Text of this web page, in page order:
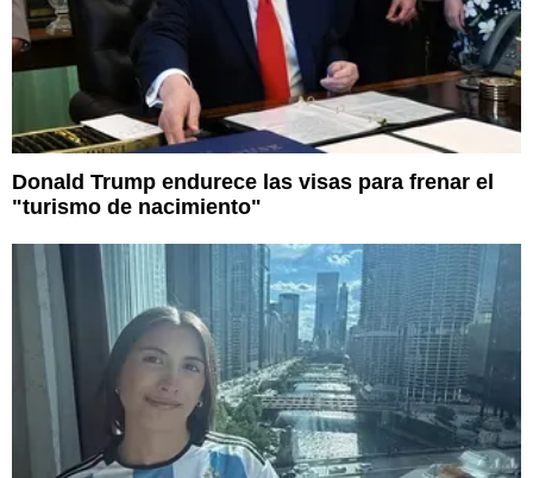
Donald Trump endurece las visas para frenar el
"turismo de nacimiento"